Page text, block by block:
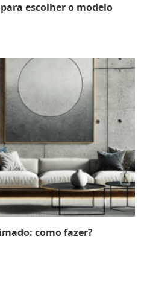
escolher o modelo
como fazer?